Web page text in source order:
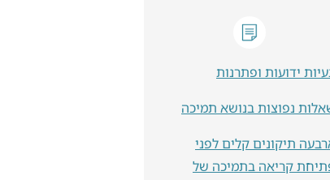
ידועות ופתרנות
נפוצות בנושא תמיכה
תיקונים קלים לפני
קריאה בתמיכה של